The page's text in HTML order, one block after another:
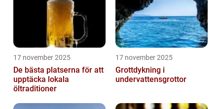
17 november 2025
De bästa platserna för att
upptäcka lokala
öltraditioner
17 november 2025
Grottdykning i
undervattensgrottor